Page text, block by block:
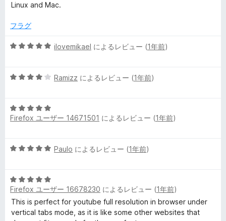
Linux and Mac.
フラグ
5
中
評
価
ilovemikael によるレビュー (1年前)
5
中
4
価
Ramizz によるレビュー (1年前)
5
段
5
価
Firefox ユーザー 14671501 によるレビュー (1年前)
5
中
5
の
評
Paulo によるレビュー (1年前)
5
段
階
中
Firefox ユーザー 16678230 によるレビュー (1年前)
This is perfect for youtube full resolution in browser under
vertical tabs mode, as it is like some other websites that